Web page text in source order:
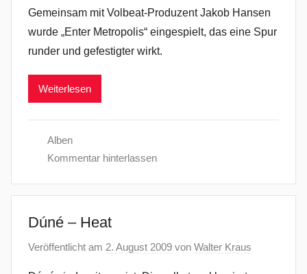
Gemeinsam mit Volbeat-Produzent Jakob Hansen
wurde „Enter Metropolis“ eingespielt, das eine Spur
runder und gefestigter wirkt.
Weiterlesen
Alben
Kommentar hinterlassen
Dúné – Heat
Veröffentlicht am 2. August 2009 von Walter Kraus